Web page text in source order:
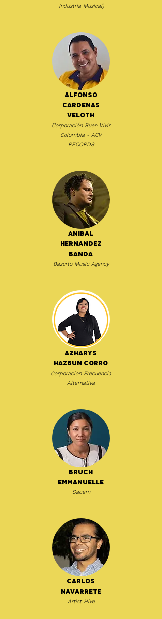
Industria Musical)
Alfonso
Cardenas
Veloth
Corporación Buen Vivir
Colombia - ACV
RECORDS
Anibal
Hernandez
Banda
Bazurto Music Agency
Azharys
Hazbun Corro
Corporacion Frecuencia
Alternativa
Bruch
Emmanuelle
Sacem
Carlos
Navarrete
Artist Hive